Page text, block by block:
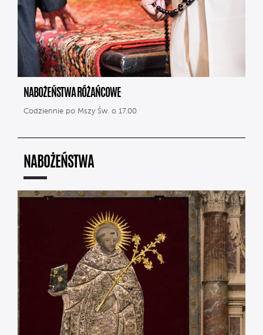
NABOŻEŃSTWA RÓŻAŃCOWE
Codziennie po Mszy Św. o 17.00
NABOŻEŃSTWA